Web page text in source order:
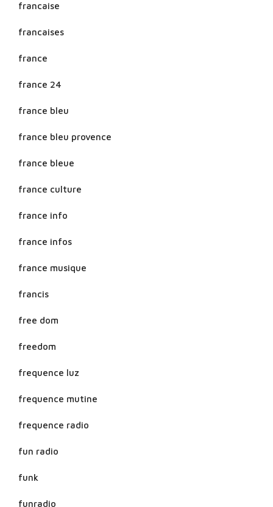
francaise
francaises
france
france 24
france bleu
france bleu provence
france bleue
france culture
france info
france infos
france musique
francis
free dom
freedom
frequence luz
frequence mutine
frequence radio
fun radio
funk
funradio